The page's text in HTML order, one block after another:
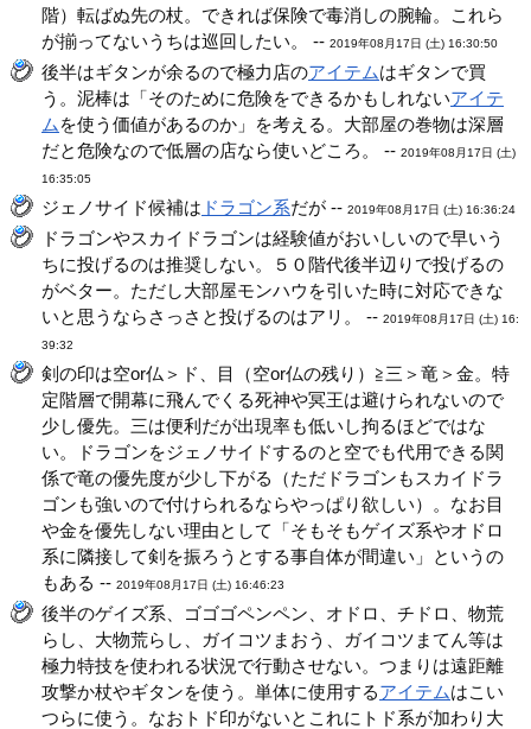
階）転ばぬ先の杖。できれば保険で毒消しの腕輪。これら
が揃ってないうちは巡回したい。 --2019年08月17日 (土) 16:30:50
後半はギタンが余るので極力店のアイテムはギタンで買
う。泥棒は「そのために危険をできるかもしれないアイテ
ム を使う価値があるのか」を考える。大部屋の巻物は深層
だと危険なので低層の店なら使いどころ。 --2019年08月17日 (土)
16:35:05
ジェノサイド候補は ドラゴン系だが --2019年08月17日 (土) 16:36:24
ドラゴンやスカイドラゴンは経験値がおいしいので早いう
ちに投げるのは推奨しない。５０階代後半辺りで投げるの
がベター。ただし大部屋モンハウを引いた時に対応できな
いと思うならさっさと投げるのはアリ。 --2019年08月17日 (土) 16:
39:32
剣の印は空or仏＞ド、目（空or仏の残り）≧三＞竜＞金。特
定階層で開幕に飛んでくる死神や冥王は避けられないので
少し優先。三は便利だが出現率も低いし拘るほどではな
い。ドラゴンをジェノサイドするのと空でも代用できる関
係で竜の優先度が少し下がる（ただドラゴンもスカイドラ
ゴンも強いので付けられるならやっぱり欲しい）。なお目
や金を優先しない理由として「そもそもゲイズ系やオドロ
系に隣接して剣を振ろうとする事自体が間違い」というの
もある --2019年08月17日 (土) 16:46:23
後半のゲイズ系、ゴゴゴペンペン、オドロ、チドロ、物荒
らし、大物荒らし、ガイコツまおう、ガイコツまてん等は
極力特技を使われる状況で行動させない。つまりは遠距離
攻撃か杖やギタンを使う。単体に使用するアイテムはこい
つらに使う。なおトド印がないとこれにトド系が加わり大